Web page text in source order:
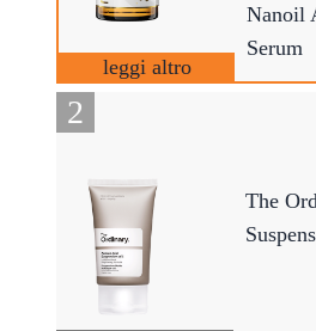
Nanoil
Serum
leggi altro
The